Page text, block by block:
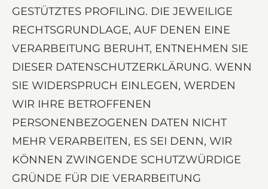
GESTÜTZTES PROFILING. DIE JEWEILIGE
RECHTSGRUNDLAGE, AUF DENEN EINE
VERARBEITUNG BERUHT, ENTNEHMEN SIE
DIESER DATENSCHUTZERKLÄRUNG. WENN
SIE WIDERSPRUCH EINLEGEN, WERDEN
WIR IHRE BETROFFENEN
PERSONENBEZOGENEN DATEN NICHT
MEHR VERARBEITEN, ES SEI DENN, WIR
KÖNNEN ZWINGENDE SCHUTZWÜRDIGE
GRÜNDE FÜR DIE VERARBEITUNG